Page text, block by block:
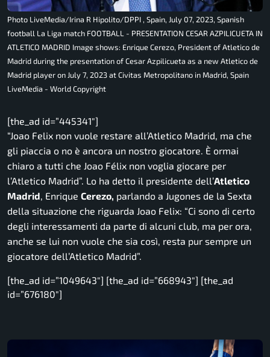
Photo LiveMedia/Irina R Hipolito/DPPI , Spain, July 07, 2023, Spanish
football La Liga match FOOTBALL - PRESENTATION CESAR AZPILICUETA IN
ATLETICO MADRID Image shows: Enrique Cerezo, President of Atletico de
Madrid during the presentation of Cesar Azpilicueta as a new Atletico de
Madrid player on July 7, 2023 at Civitas Metropolitano in Madrid, Spain
LiveMedia - World Copyright
[the_ad id=”445341″]
“Joao Felix non vuole restare all’Atletico Madrid, ma che
gli piaccia o no è ancora un nostro giocatore. È ormai
chiaro a tutti che Joao Félix non voglia giocare per
l’Atletico Madrid”. Lo ha detto il presidente dell’Atletico
Madrid, Enrique Cerezo, parlando a Jugones de la Sexta
della situazione che riguarda Joao Felix: “Ci sono di certo
degli interessamenti da parte di alcuni club, ma per ora,
anche se lui non vuole che sia così, resta pur sempre un
giocatore dell’Atletico Madrid”.
[the_ad id=”1049643″] [the_ad id=”668943″] [the_ad
id=”676180″]